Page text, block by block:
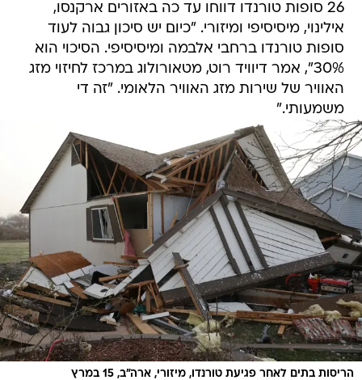
26 סופות טורנדו דווחו עד כה באזורים ארקנסו,
אילינוי, מיסיסיפי ומיזורי. "כיום יש סיכון גבוה לעוד
סופות טורנדו ברחבי אלבמה ומיסיסיפי. הסיכוי הוא
30%", אמר דיוויד רוט, מטאורולוג במרכז לחיזוי מזג
האוויר של שירות מזג האוויר הלאומי. "זה די
משמעותי."
הריסות בתים לאחר פגיעת טורנדו, מיזורי, ארה"ב, 15 במרץ